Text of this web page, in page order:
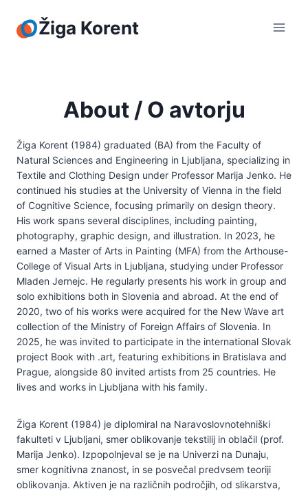
content Žiga Korent
About / O avtorju
Žiga Korent (1984) graduated (BA) from the Faculty of
Natural Sciences and Engineering in Ljubljana, specializing in
Textile and Clothing Design under Professor Marija Jenko. He
continued his studies at the University of Vienna in the field
of Cognitive Science, focusing primarily on design theory.
His work spans several disciplines, including painting,
photography, graphic design, and illustration. In 2023, he
earned a Master of Arts in Painting (MFA) from the Arthouse-
College of Visual Arts in Ljubljana, studying under Professor
Mladen Jernejc. He regularly presents his work in group and
solo exhibitions both in Slovenia and abroad. At the end of
2020, two of his works were acquired for the New Wave art
collection of the Ministry of Foreign Affairs of Slovenia. In
2025, he was invited to participate in the international Slovak
project Book with .art, featuring exhibitions in Bratislava and
Prague, alongside 80 invited artists from 25 countries. He
lives and works in Ljubljana with his family.
Žiga Korent (1984) je diplomiral na Naravoslovnotehniški
fakulteti v Ljubljani, smer oblikovanje tekstilij in oblačil (prof.
Marija Jenko). Izpopolnjeval se je na Univerzi na Dunaju,
smer kognitivna znanost, in se posvečal predvsem teoriji
oblikovanja. Aktiven je na različnih področjih, od slikarstva,